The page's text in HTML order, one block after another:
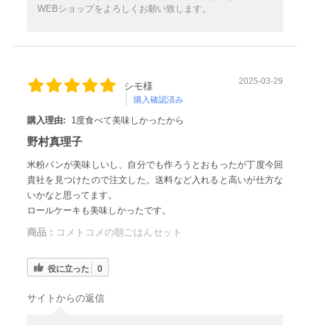
WEBショップをよろしくお願い致します。
シモ様
購入確認済み
2025-03-29
購入理由: 1度食べて美味しかったから
野村真理子
米粉パンが美味しいし、自分でも作ろうとおもったが丁度今回
貴社を見つけたので注文した。送料など入れると高いが仕方な
いかなと思ってます。
ロールケーキも美味しかったです。
商品： コメトコメの朝ごはんセット
役に立った 0
サイトからの返信